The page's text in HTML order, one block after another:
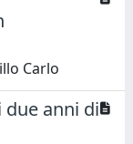
Carlo
due anni di